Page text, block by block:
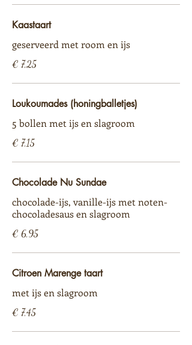
Kaastaart
geserveerd met room en ijs
€ 7,25
Loukoumades (honingballetjes)
5 bollen met ijs en slagroom
€ 7,15
Chocolade Nu Sundae
chocolade-ijs, vanille-ijs met noten-
chocoladesaus en slagroom
€ 6,95
Citroen Marenge taart
met ijs en slagroom
€ 7,45